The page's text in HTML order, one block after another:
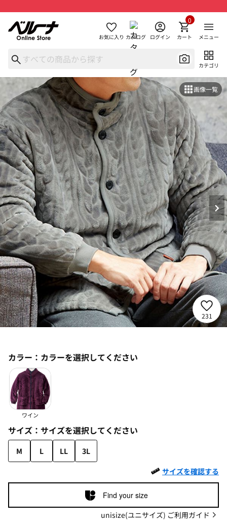
お気に入り カタログ ログイン カート
0
メニュー
カテゴリ
画像一覧
231
カラー： カラーを選択してください
ワイン
サイズ： サイズを選択してください
M L LL
3L
サイズを確認する
Find your size
unisize(ユニサイズ) ご利用ガイド